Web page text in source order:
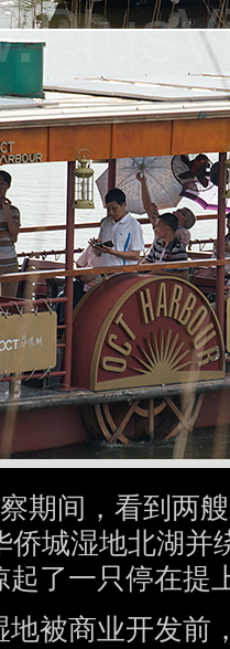
期间，看到两
侨城湿地北湖并
起了一只停在提
地被商业开发前